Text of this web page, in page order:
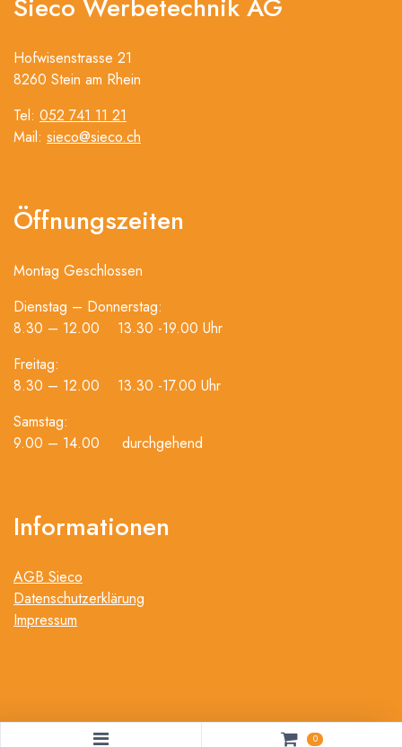
0
Sieco Werbetechnik AG
Hofwisenstrasse 21
8260 Stein am Rhein
Tel: 052 741 11 21
Mail: sieco@sieco.ch
Öffnungszeiten
Montag Geschlossen
Dienstag – Donnerstag:
8.30 – 12.00 13.30 -19.00 Uhr
Freitag:
8.30 – 12.00 13.30 -17.00 Uhr
Samstag:
9.00 – 14.00 durchgehend
Informationen
AGB Sieco
Datenschutzerklärung
Impressum